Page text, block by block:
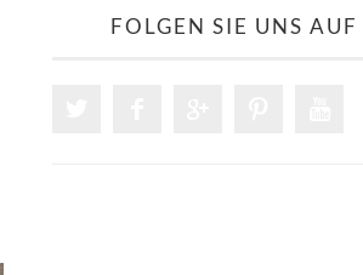
FOLGEN SIE UNS AUF